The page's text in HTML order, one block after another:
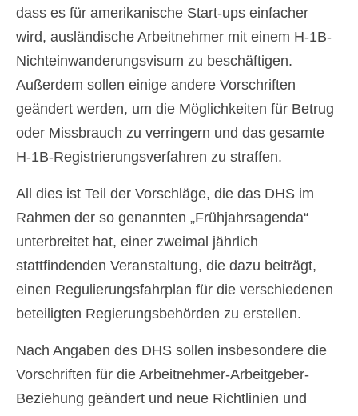
עברית(Hebräisch
Magyar(Ungarisch)
日本語( Japanisch)
한국어(Koreanisch)
(Buchsprache)
Polski (Polnisch)
Slovenčina(Slowakisch)
Slovenščina(Slowenisch)
Español(Spanisch)
dass es für amerikanische Start-ups einfacher
wird, ausländische Arbeitnehmer mit einem H-1B-
Nichteinwanderungsvisum zu beschäftigen.
Außerdem sollen einige andere Vorschriften
geändert werden, um die Möglichkeiten für Betrug
oder Missbrauch zu verringern und das gesamte
H-1B-Registrierungsverfahren zu straffen.
All dies ist Teil der Vorschläge, die das DHS im
Rahmen der so genannten „Frühjahrsagenda“
unterbreitet hat, einer zweimal jährlich
stattfindenden Veranstaltung, die dazu beiträgt,
einen Regulierungsfahrplan für die verschiedenen
beteiligten Regierungsbehörden zu erstellen.
Nach Angaben des DHS sollen insbesondere die
Vorschriften für die Arbeitnehmer-Arbeitgeber-
Beziehung geändert und neue Richtlinien und